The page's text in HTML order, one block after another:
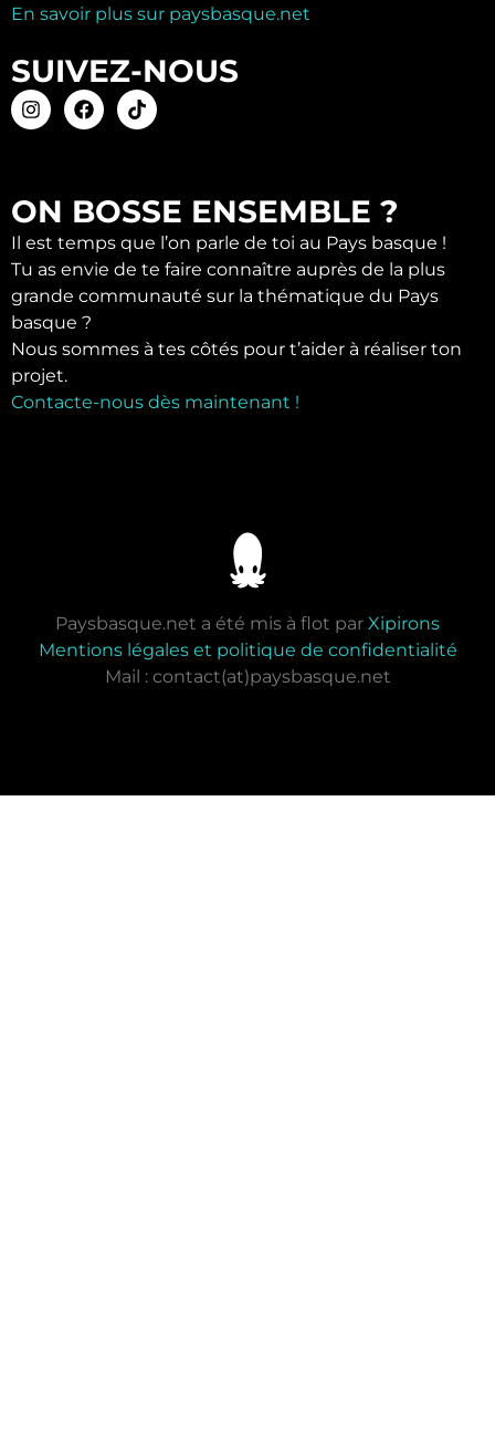
En savoir plus sur paysbasque.net
SUIVEZ-NOUS
ON BOSSE ENSEMBLE ?
Il est temps que l’on parle de toi au Pays basque !
Tu as envie de te faire connaître auprès de la plus
grande communauté sur la thématique du Pays
basque ?
Nous sommes à tes côtés pour t’aider à réaliser ton
projet.
Contacte-nous dès maintenant !
Paysbasque.net a été mis à flot par Xipirons
Mentions légales et politique de confidentialité
Mail : contact(at)paysbasque.net